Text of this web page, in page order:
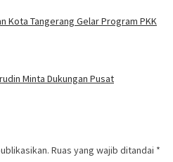
Kota Tangerang Gelar Program PKK
Minta Dukungan Pusat
Ruas yang wajib ditandai *